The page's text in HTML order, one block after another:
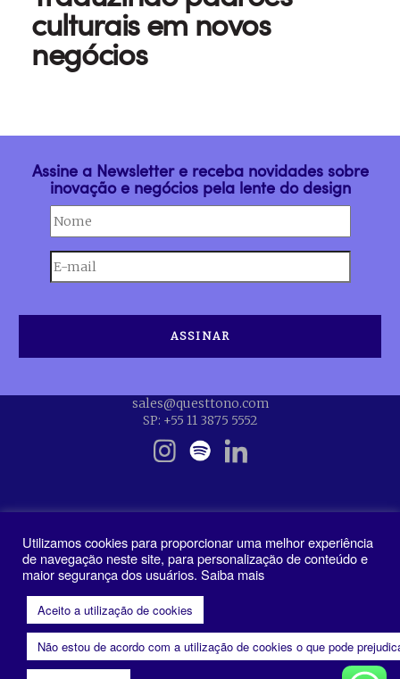
culturais em novos
negócios
Assine a Newsletter e receba novidades sobre
inovação e negócios pela lente do design
sales@questtono.com
SP: +55 11 3875 5552
Política de Privacidade
Utilizamos cookies para proporcionar uma melhor experiência
de navegação neste site, para personalização de conteúdo e
maior segurança dos usuários. Saiba mais
Aceito a utilização de cookies
Não estou de acordo com a utilização de cookies o que pode